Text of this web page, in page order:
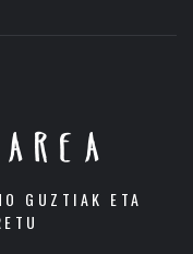
GUZTIAK ETA